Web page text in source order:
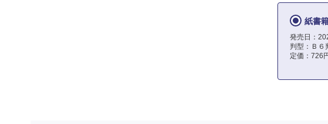
紙書
発売日：
判型：Ｂ６
定価：726